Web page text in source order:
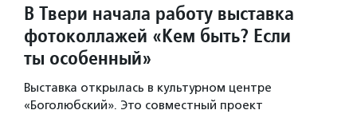
В Твери начала работу выставка
фотоколлажей «Кем быть? Если
ты особенный»
Выставка открылась в культурном центре
«Боголюбский». Это совместный проект